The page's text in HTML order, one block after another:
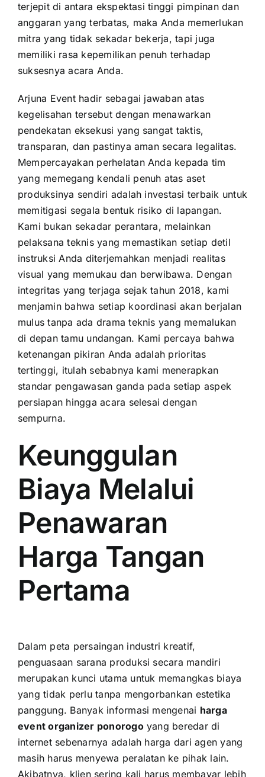
terjepit di antara ekspektasi tinggi pimpinan dan
anggaran yang terbatas, maka Anda memerlukan
mitra yang tidak sekadar bekerja, tapi juga
memiliki rasa kepemilikan penuh terhadap
suksesnya acara Anda.
Arjuna Event hadir sebagai jawaban atas
kegelisahan tersebut dengan menawarkan
pendekatan eksekusi yang sangat taktis,
transparan, dan pastinya aman secara legalitas.
Mempercayakan perhelatan Anda kepada tim
yang memegang kendali penuh atas aset
produksinya sendiri adalah investasi terbaik untuk
memitigasi segala bentuk risiko di lapangan.
Kami bukan sekadar perantara, melainkan
pelaksana teknis yang memastikan setiap detil
instruksi Anda diterjemahkan menjadi realitas
visual yang memukau dan berwibawa. Dengan
integritas yang terjaga sejak tahun 2018, kami
menjamin bahwa setiap koordinasi akan berjalan
mulus tanpa ada drama teknis yang memalukan
di depan tamu undangan. Kami percaya bahwa
ketenangan pikiran Anda adalah prioritas
tertinggi, itulah sebabnya kami menerapkan
standar pengawasan ganda pada setiap aspek
persiapan hingga acara selesai dengan
sempurna.
Keunggulan
Biaya Melalui
Penawaran
Harga Tangan
Pertama
Dalam peta persaingan industri kreatif,
penguasaan sarana produksi secara mandiri
merupakan kunci utama untuk memangkas biaya
yang tidak perlu tanpa mengorbankan estetika
panggung. Banyak informasi mengenai harga
event organizer ponorogoyang beredar di
internet sebenarnya adalah harga dari agen yang
masih harus menyewa peralatan ke pihak lain.
Akibatnya, klien sering kali harus membayar lebih